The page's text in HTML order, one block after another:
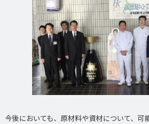
今後においても、原材料や資材について、可